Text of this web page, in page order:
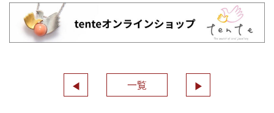
◀︎ 一覧 ▶︎